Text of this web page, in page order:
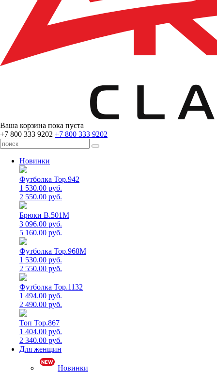
Ваша корзина пока пуста
+7 800 333 9202 +7 800 333 9202
Новинки
Футболка Top.942
1 530.00 руб.
2 550.00 руб.
Брюки B.501M
3 096.00 руб.
5 160.00 руб.
Футболка Top.968M
1 530.00 руб.
2 550.00 руб.
Футболка Top.1132
1 494.00 руб.
2 490.00 руб.
Топ Top.867
1 404.00 руб.
2 340.00 руб.
Для женщин
Новинки